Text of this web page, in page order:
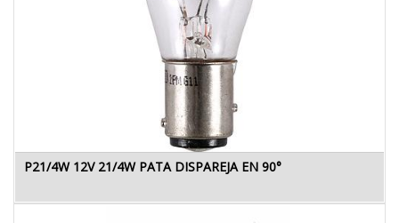
P21/4W 12V 21/4W PATA DISPAREJA EN 90°